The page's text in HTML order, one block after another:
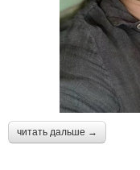
читать дальше →